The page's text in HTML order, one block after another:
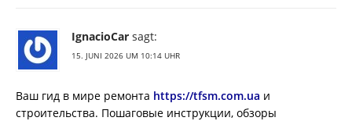
IgnacioCar sagt:
15. JUNI 2026 UM 10:14 UHR
Ваш гид в мире ремонта https://tfsm.com.ua и
строительства. Пошаговые инструкции, обзоры